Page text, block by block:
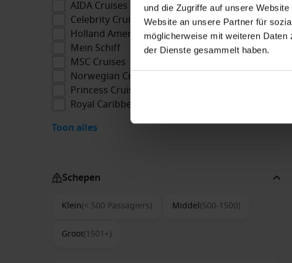
und die Zugriffe auf unsere
Website an unsere Partner für
möglicherweise mit weiteren
der Dienste gesammelt haben.
AIDA Cruises 66
Celebrity Cruises 32
Holland America Line 9
Mein Schiff
MSC Cruises
Norwegian Cruise Line
Princess Cruises
Royal Caribbean
Toon alles
Schepen
Klein(< 500 Passagiers) Middel(500-1500)
Groot(1501+)